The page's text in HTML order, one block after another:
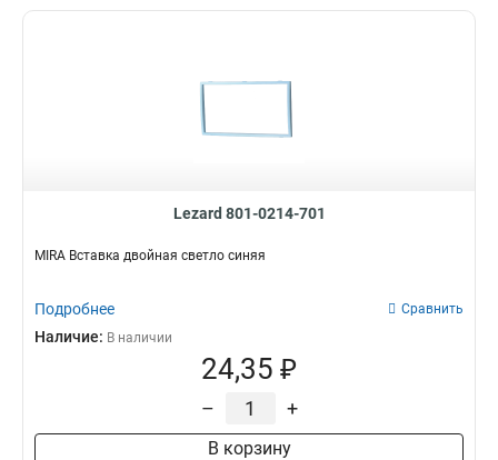
Lezard 801-0214-701
MIRA Вставка двойная светло синяя
Подробнее Сравнить
Наличие: В наличии
24,35 ₽
– +
В корзину